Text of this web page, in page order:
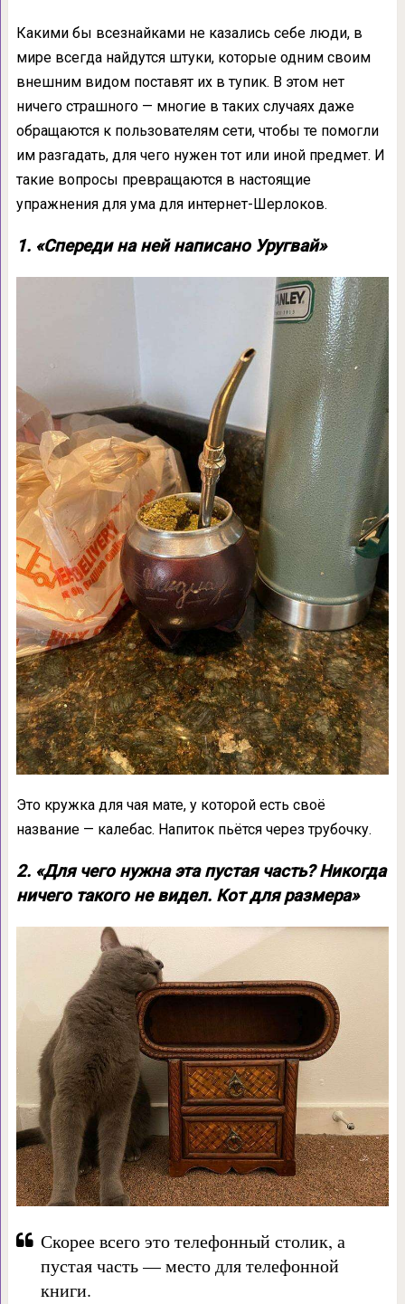
Какими бы всезнайками не казались себе люди, в
мире всегда найдутся штуки, которые одним своим
внешним видом поставят их в тупик. В этом нет
ничего страшного — многие в таких случаях даже
обращаются к пользователям сети, чтобы те помогли
им разгадать, для чего нужен тот или иной предмет. И
такие вопросы превращаются в настоящие
упражнения для ума для интернет-Шерлоков.
1. «Спереди на ней написано Уругвай»
Это кружка для чая мате, у которой есть своё
название — калебас. Напиток пьётся через трубочку.
2. «Для чего нужна эта пустая часть? Никогда
ничего такого не видел. Кот для размера»
Скорее всего это телефонный столик, а
пустая часть — место для телефонной
книги.